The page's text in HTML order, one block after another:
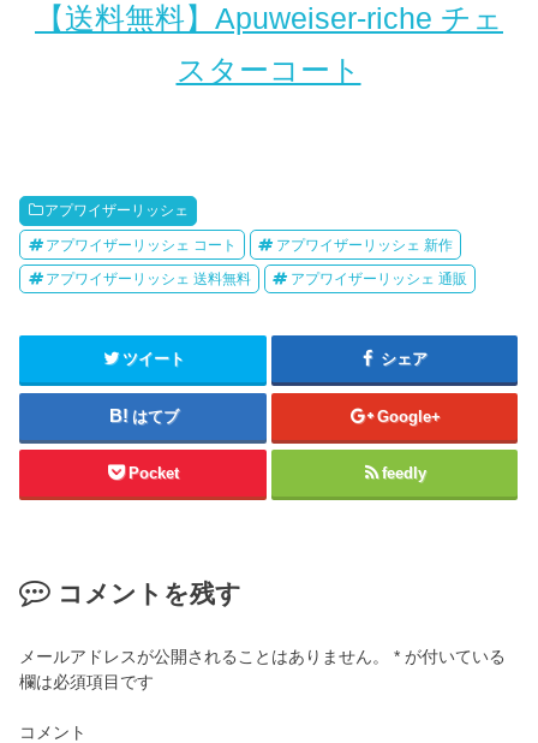
【送料無料】Apuweiser-riche チェ
スターコート
アプワイザーリッシェ
アプワイザーリッシェ コート アプワイザーリッシェ 新作
アプワイザーリッシェ 送料無料 アプワイザーリッシェ 通販
ツイート シェア
はてブ Google+
Pocket feedly
コメントを残す
メールアドレスが公開されることはありません。 * が付いている
欄は必須項目です
コメント